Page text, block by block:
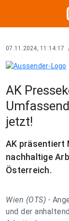
07.11.2024, 11:14:17
AK
jetzt!
AK präsentiert
nachhaltige
Österreich.
Wien (OTS) -
und der